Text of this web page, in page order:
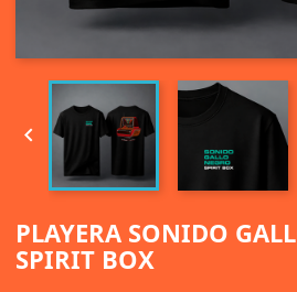

PLAYERA SONIDO
SPIRIT BOX